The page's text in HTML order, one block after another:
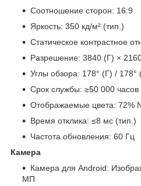
Соотношение сторон: 16:9
Яркость: 350 кд/м² (тип.)
Статическое контрастное
Разрешение: 3840 (Г) ×
Углы обзора: 178° (Г) / 178°
Срок службы: ≥50 000 часов
Отображаемые цвета: 72%
Время отклика: ≤8 мс (тип.)
Частота обновления: 60 Гц
Камера
Камера для Android:
МП